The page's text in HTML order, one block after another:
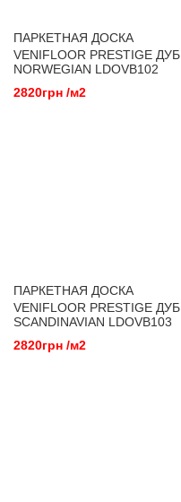
ПАРКЕТНАЯ ДОСКА
VENIFLOOR PRESTIGE ДУБ
NORWEGIAN LDOVB102
2820грн /м2
ПАРКЕТНАЯ ДОСКА
VENIFLOOR PRESTIGE ДУБ
SCANDINAVIAN LDOVB103
2820грн /м2